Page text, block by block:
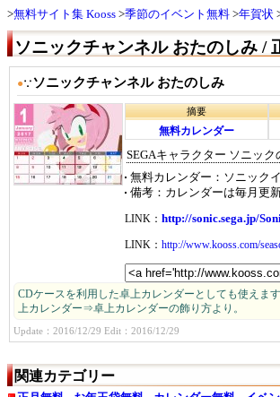
無料サイト集 Kooss 季節のイベント無料 年賀状
ソニックチャンネル おたのしみ /
●∵ソニックチャンネル おたのしみ
摘要
無料カレンダー
SEGAキャラクター ソニッ
無料カレンダー
ソニック
備考
カレンダーは毎月更
LINK： http://sonic.sega.jp/
LINK： http://www.kooss.com/
CDケースを利用した卓上カレンダーとしても使え
上カレンダー⇒卓上カレンダーの飾り方より。
Update：2016/12/29 Edit：2016/12/29
関連カテゴリー